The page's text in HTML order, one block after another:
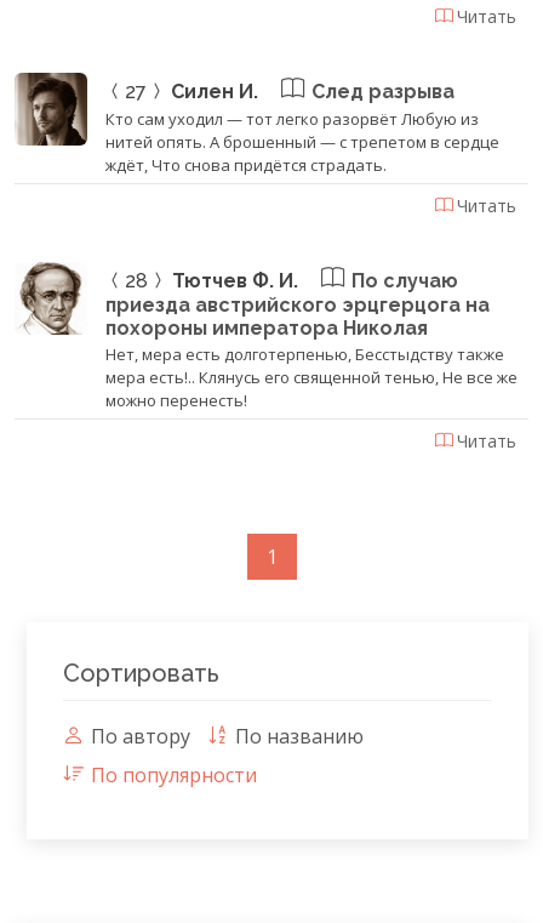
Читать
27 Силен И. След разрыва
Кто сам уходил — тот легко разорвёт Любую из
нитей опять. А брошенный — с трепетом в сердце
ждёт, Что снова придётся страдать.
Читать
28 Тютчев Ф. И.
По случаю
приезда австрийского эрцгерцога на
похороны императора Николая
Нет, мера есть долготерпенью, Бесстыдству также
мера есть!.. Клянусь его священной тенью, Не все же
можно перенесть!
Читать
1
Сортировать
По автору
По названию
По популярности